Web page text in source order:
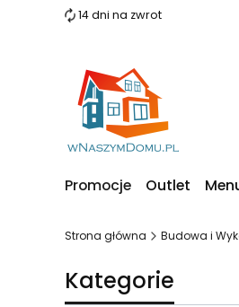
14 dni na zwrot
Promocje Outlet
Strona główna Budowa i
Kategorie